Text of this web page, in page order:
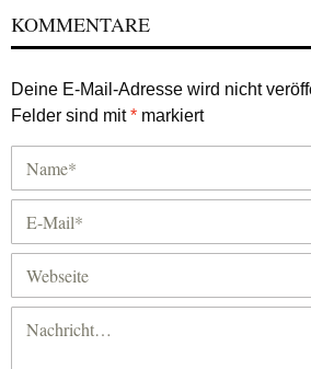
KOMMENTARE
Deine E-Mail-Adresse wird nicht
Felder sind mit* markiert